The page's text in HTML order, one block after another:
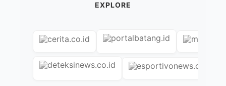
EXPLORE